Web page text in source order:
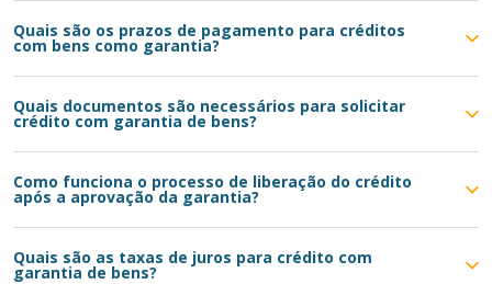
Quais são os prazos de pagamento para créditos
com bens como garantia?
Quais documentos são necessários para solicitar
crédito com garantia de bens?
Como funciona o processo de liberação do crédito
após a aprovação da garantia?
Quais são as taxas de juros para crédito com
garantia de bens?